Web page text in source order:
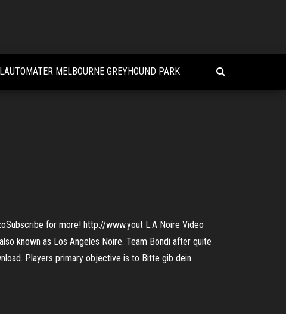
MELBOURNE GREYHOUND PARK
for more! http://www.yout L.A Noire Video
known as Los Angeles Noire. Team Bondi after quite
Players primary objective is to Bitte gib dein